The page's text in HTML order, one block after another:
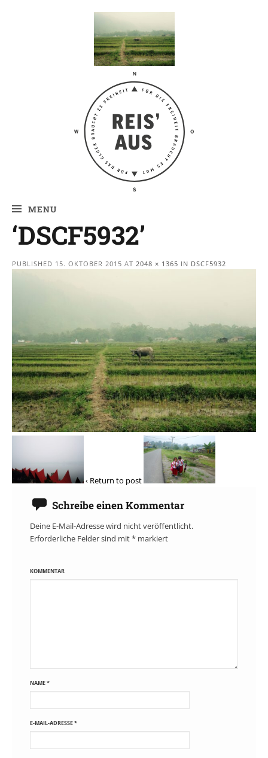
Reis' aus –
Reiseblog
MENU
‘DSCF5932’
PUBLISHED 15. OKTOBER 2015 AT 2048 × 1365 IN DSCF5932
‹ Return to post
Schreibe einen Kommentar
Deine E-Mail-Adresse wird nicht veröffentlicht.
Erforderliche Felder sind mit* markiert
KOMMENTAR
NAME*
E-MAIL-ADRESSE*